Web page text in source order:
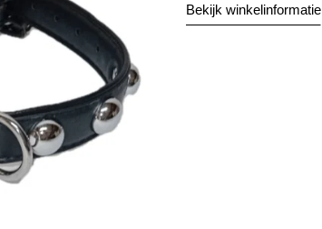
Bekijk winkelinformatie